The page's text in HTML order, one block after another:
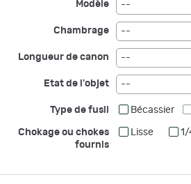
Modèle --
Chambrage --
Longueur de canon --
Etat de l'objet --
Type de fusil Bécassier
Chokage ou chokes
fournis
Lisse 1/